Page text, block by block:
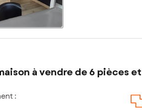
à vendre de 6 pièces et
: